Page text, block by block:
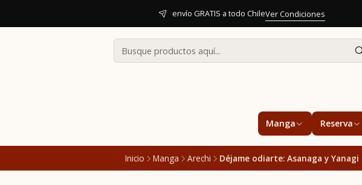
Manga Reserva
envío GRATIS a todo ChileVer Condiciones
Inicio Manga Arechi Déjame odiarte: Asanaga y Yanagi